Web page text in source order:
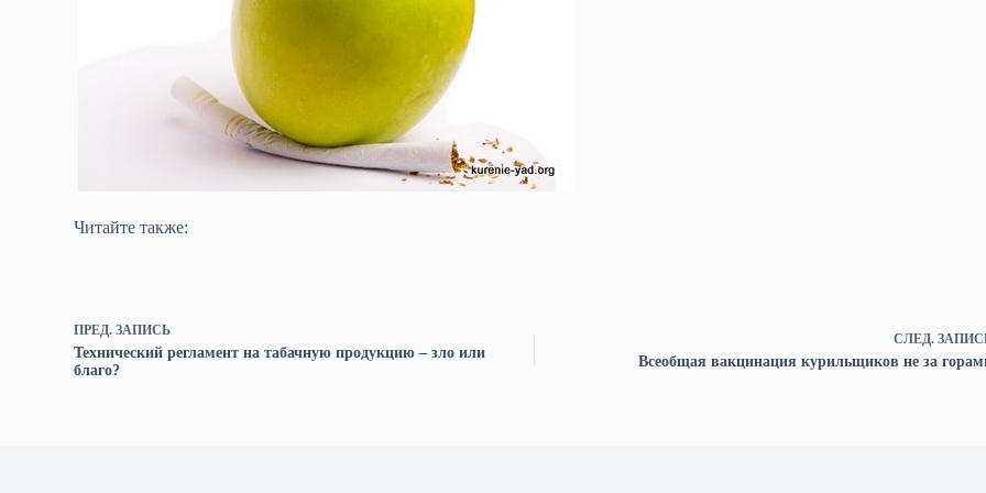
Читайте также:
ПРЕД.ЗАПИСЬ
Технический регламент на табачную продукцию – зло или
благо?
СЛЕД.
Всеобщая вакцинация курильщиков не за